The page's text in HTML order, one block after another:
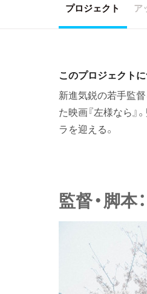
プロジェクト ア
このプロジェクト
新進気鋭の若手監
た映画『左様なら』
ラを迎える。
監督・脚本